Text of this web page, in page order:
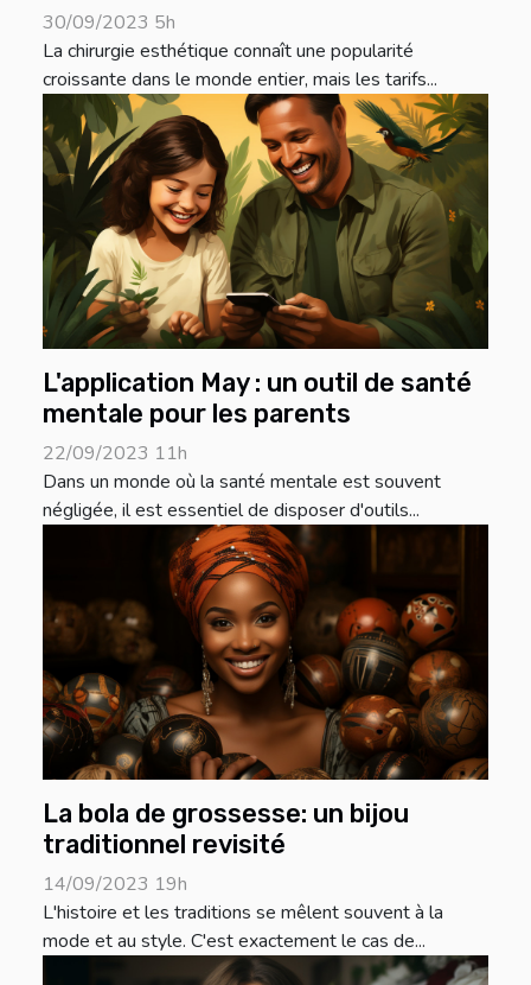
30/09/2023 5h
La chirurgie esthétique connaît une popularité
croissante dans le monde entier, mais les tarifs...
L'application May : un outil de santé
mentale pour les parents
22/09/2023 11h
Dans un monde où la santé mentale est souvent
négligée, il est essentiel de disposer d'outils...
La bola de grossesse: un bijou
traditionnel revisité
14/09/2023 19h
L'histoire et les traditions se mêlent souvent à la
mode et au style. C'est exactement le cas de...